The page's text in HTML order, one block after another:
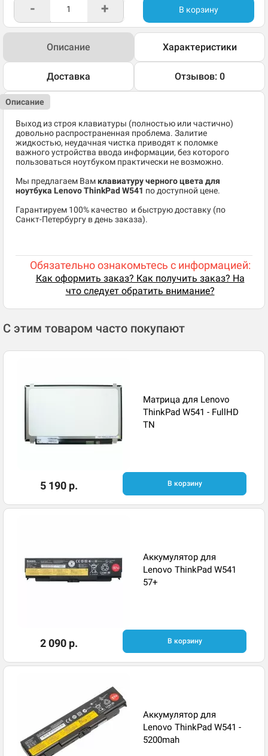
- + В корзину
Описание Характеристики
Доставка Отзывов: 0
Описание
Выход из строя клавиатуры (полностью или частично)
довольно распространенная проблема. Залитие
жидкостью, неудачная чистка приводят к поломке
важного устройства ввода информации, без которого
пользоваться ноутбуком практически не возможно.
Мы предлагаем Вам клавиатуру черного цвета для
ноутбука Lenovo ThinkPad W541 по доступной цене.
​Гарантируем 100% качество и быструю доставку (по
Санкт-Петербургу в день заказа).
Обязательно ознакомьтесь с информацией:
Как оформить заказ? Как получить заказ? На
что следует обратить внимание?
С этим товаром часто покупают
Матрица для Lenovo
ThinkPad W541 - FullHD
TN
5 190 р. В корзину
Аккумулятор для
Lenovo ThinkPad W541
57+
2 090 р. В корзину
Аккумулятор для
Lenovo ThinkPad W541 -
5200mah